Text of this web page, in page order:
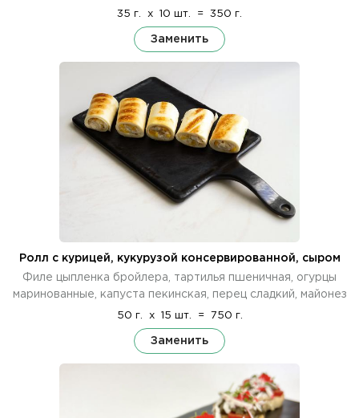
35 г. x 10 шт. = 350 г.
Заменить
Ролл с курицей, кукурузой консервированной, сыром
Филе цыпленка бройлера, тартилья пшеничная, огурцы
маринованные, капуста пекинская, перец сладкий, майонез
50 г. x 15 шт. = 750 г.
Заменить